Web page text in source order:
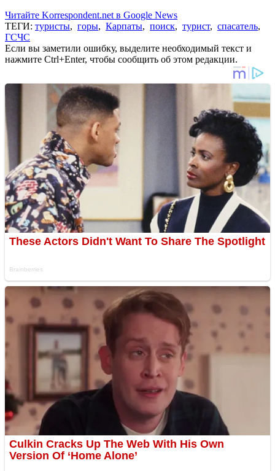
Читайте Korrespondent.net в Google News
ТЕГИ: туристы, горы, Карпаты, поиск, турист, спасатель,
ГСЧС
Если вы заметили ошибку, выделите необходимый текст и
нажмите Ctrl+Enter, чтобы сообщить об этом редакции.